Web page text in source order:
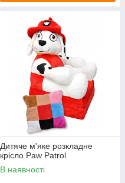
Дитяче м'яке розкладне
крісло Paw Patrol
В наявності